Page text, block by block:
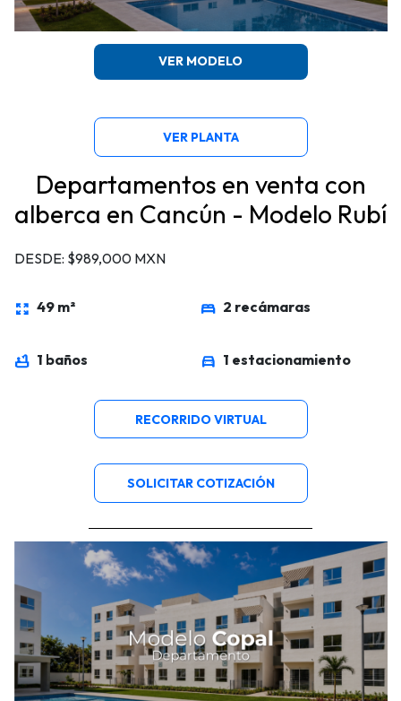
VER MODELO
VER PLANTA
Departamentos en venta con
alberca en Cancún - Modelo Rubí
DESDE: $989,000 MXN
zoom_out_map 49 m² bed 2 recámaras
bathtub 1 baños directions_car 1 estacionamiento
RECORRIDO VIRTUAL
SOLICITAR COTIZACIÓN